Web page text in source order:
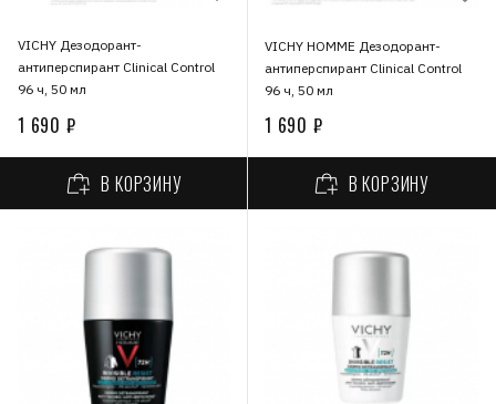
VICHY Дезодорант-
антиперспирант Clinical Control
96 ч, 50 мл
1 690 ₽
В КОРЗИНУ
VICHY HOMME Дезодорант-
антиперспирант Clinical Control
96 ч, 50 мл
1 690 ₽
В КОРЗИНУ